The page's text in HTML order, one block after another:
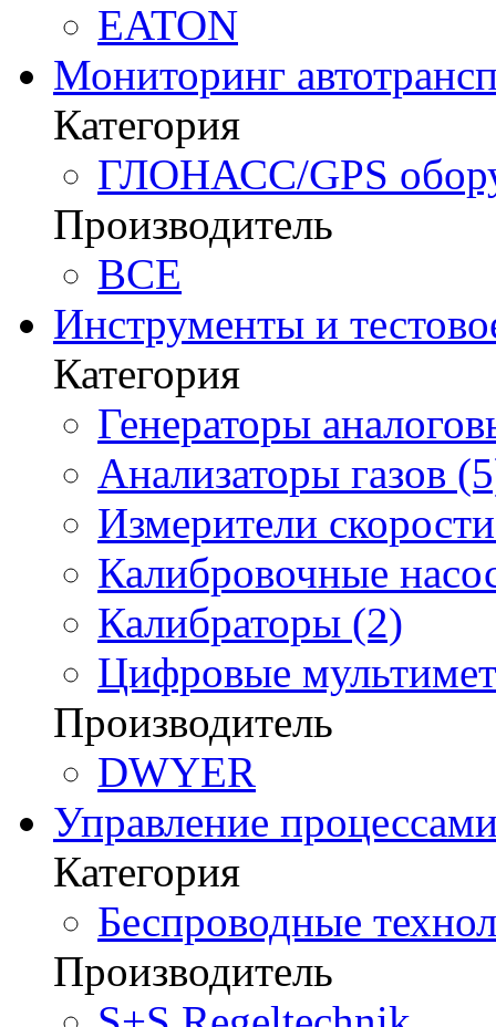
EATON
Мониторинг
Категория
ГЛОНАСС/GPS
Производитель
BCE
Инструменты и
Категория
Генераторы
Анализаторы газов
Измерители
Калибровочные
Калибраторы (2)
Цифровые
Производитель
DWYER
Управление
Категория
Беспроводные
Производитель